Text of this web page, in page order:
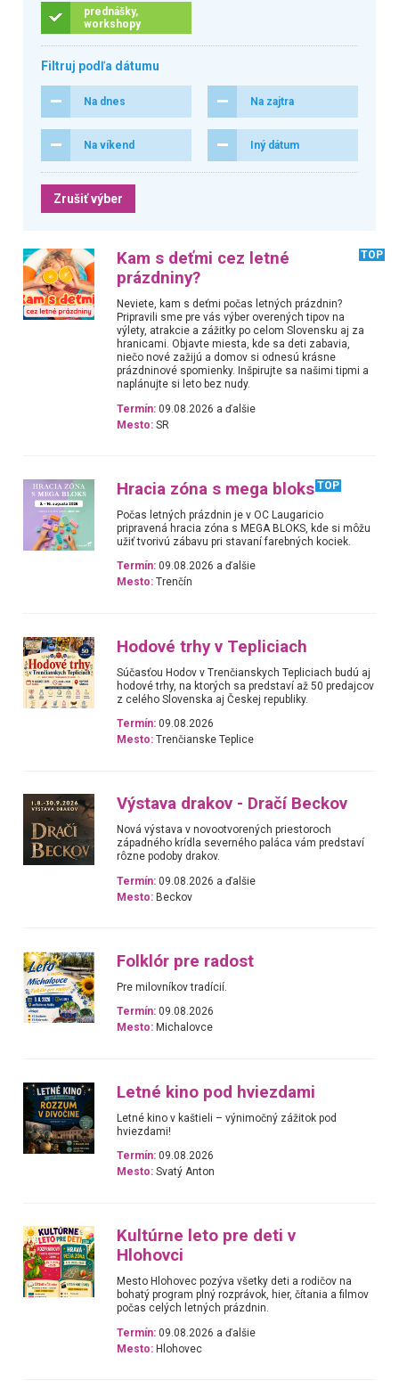
prednášky,
workshopy
Filtruj podľa dátumu
Na dnes Na zajtra
Na víkend Iný dátum
Zrušiť výber
Kam s deťmi cez letné
prázdniny?
TOP
Neviete, kam s deťmi počas letných prázdnin?
Pripravili sme pre vás výber overených tipov na
výlety, atrakcie a zážitky po celom Slovensku aj za
hranicami. Objavte miesta, kde sa deti zabavia,
niečo nové zažijú a domov si odnesú krásne
prázdninové spomienky. Inšpirujte sa našimi tipmi a
naplánujte si leto bez nudy.
Termín: 09.08.2026 a ďalšie
Mesto: SR
Hracia zóna s mega bloks TOP
Počas letných prázdnin je v OC Laugaricio
pripravená hracia zóna s MEGA BLOKS, kde si môžu
užiť tvorivú zábavu pri stavaní farebných kociek.
Termín: 09.08.2026 a ďalšie
Mesto: Trenčín
Hodové trhy v Tepliciach
Súčasťou Hodov v Trenčianskych Tepliciach budú aj
hodové trhy, na ktorých sa predstaví až 50 predajcov
z celého Slovenska aj Českej republiky.
Termín: 09.08.2026
Mesto: Trenčianske Teplice
Výstava drakov - Dračí Beckov
Nová výstava v novootvorených priestoroch
západného krídla severného paláca vám predstaví
rôzne podoby drakov.
Termín: 09.08.2026 a ďalšie
Mesto: Beckov
Folklór pre radost
Pre milovníkov tradícií.
Termín: 09.08.2026
Mesto: Michalovce
Letné kino pod hviezdami
Letné kino v kaštieli – výnimočný zážitok pod
hviezdami!
Termín: 09.08.2026
Mesto: Svatý Anton
Kultúrne leto pre deti v
Hlohovci
Mesto Hlohovec pozýva všetky deti a rodičov na
bohatý program plný rozprávok, hier, čítania a filmov
počas celých letných prázdnin.
Termín: 09.08.2026 a ďalšie
Mesto: Hlohovec